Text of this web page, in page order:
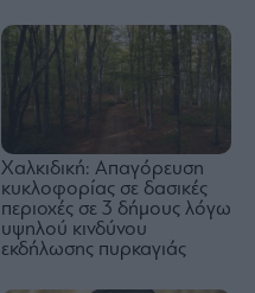
Χαλκιδική: Απαγόρευση
κυκλοφορίας σε δασικές
περιοχές σε 3 δήμους λόγω
υψηλού κινδύνου
εκδήλωσης πυρκαγιάς